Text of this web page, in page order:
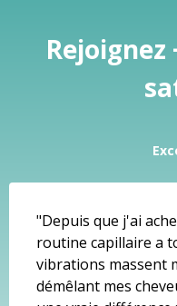
Rejoignez
"Depuis que j'ai
routine capillaire a
vibrations massent
démêlant mes